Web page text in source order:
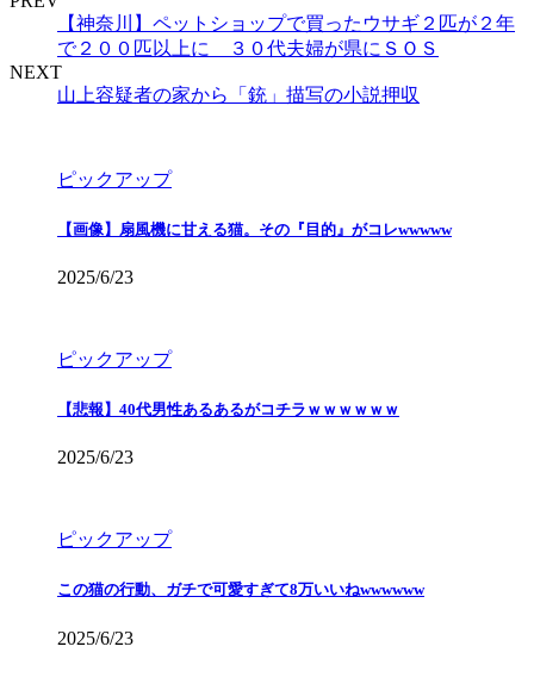
【神奈川】ペットショップで買ったウサギ２匹が２年
で２００匹以上に ３０代夫婦が県にＳＯＳ
NEXT
山上容疑者の家から「銃」描写の小説押収
ピックアップ
【画像】扇風機に甘える猫。その『目的』がコレwwwww
2025/6/23
ピックアップ
【悲報】40代男性あるあるがコチラｗｗｗｗｗｗ
2025/6/23
ピックアップ
この猫の行動、ガチで可愛すぎて8万いいねwwwwww
2025/6/23